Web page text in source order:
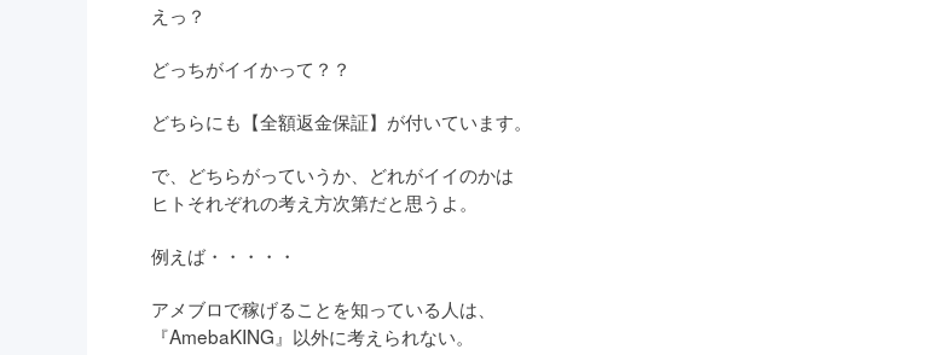
えっ？
どっちがイイかって？？
どちらにも【全額返金保証】が付いています。
で、どちらがっていうか、どれがイイのかは
ヒトそれぞれの考え方次第だと思うよ。
例えば・・・・・
アメブロで稼げることを知っている人は、
『AmebaKING』以外に考えられない。